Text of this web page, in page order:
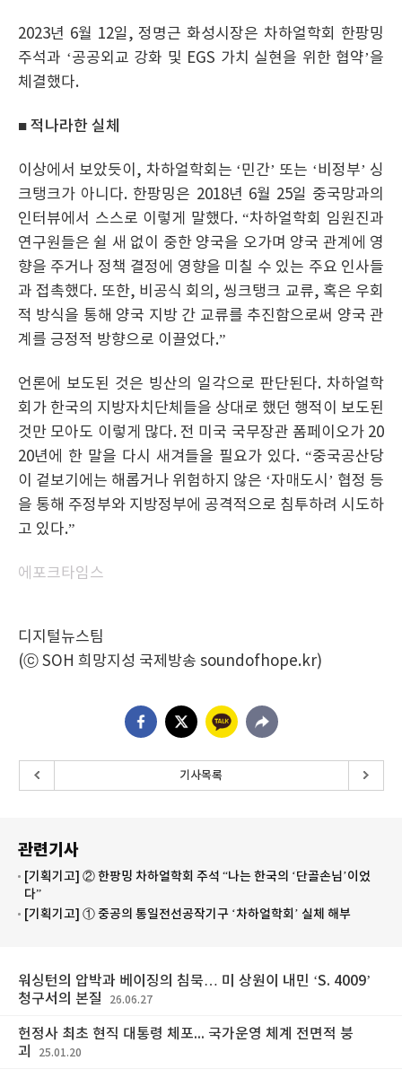
2023년 6월 12일, 정명근 화성시장은 차하얼학회 한팡밍
주석과 ‘공공외교 강화 및 EGS 가치 실현을 위한 협약’을
체결했다.
■ 적나라한 실체
이상에서 보았듯이, 차하얼학회는 ‘민간’ 또는 ‘비정부’ 싱
크탱크가 아니다. 한팡밍은 2018년 6월 25일 중국망과의
인터뷰에서 스스로 이렇게 말했다. “차하얼학회 임원진과
연구원들은 쉴 새 없이 중한 양국을 오가며 양국 관계에 영
향을 주거나 정책 결정에 영향을 미칠 수 있는 주요 인사들
과 접촉했다. 또한, 비공식 회의, 씽크탱크 교류, 혹은 우회
적 방식을 통해 양국 지방 간 교류를 추진함으로써 양국 관
계를 긍정적 방향으로 이끌었다.”
언론에 보도된 것은 빙산의 일각으로 판단된다. 차하얼학
회가 한국의 지방자치단체들을 상대로 했던 행적이 보도된
것만 모아도 이렇게 많다. 전 미국 국무장관 폼페이오가 20
20년에 한 말을 다시 새겨들을 필요가 있다. “중국공산당
이 겉보기에는 해롭거나 위험하지 않은 ‘자매도시’ 협정 등
을 통해 주정부와 지방정부에 공격적으로 침투하려 시도하
고 있다.”
에포크타임스
디지털뉴스팀
(ⓒ SOH 희망지성 국제방송 soundofhope.kr)
기사목록
관련기사
[기획기고] ② 한팡밍 차하얼학회 주석 “나는 한국의 ‘단골손님’이었
다”
[기획기고] ① 중공의 통일전선공작기구 ‘차하얼학회’ 실체 해부
워싱턴의 압박과 베이징의 침묵… 미 상원이 내민 ‘S. 4009’
청구서의 본질
26.06.27
헌정사 최초 현직 대통령 체포... 국가운영 체계 전면적 붕
괴
25.01.20